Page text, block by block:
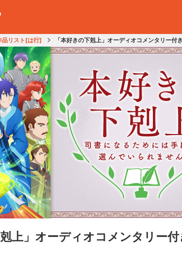
品リスト[は行] 「本好きの下剋上」オーディオコメンタリー付
剋上」オーディオコメンタリー